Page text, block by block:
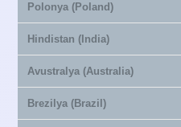
Polonya (Poland)
Hindistan (India)
Avustralya (Australia)
Brezilya (Brazil)